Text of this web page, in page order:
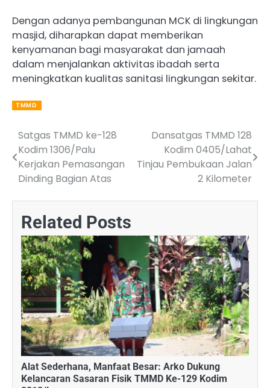
Dengan adanya pembangunan MCK di lingkungan
masjid, diharapkan dapat memberikan
kenyamanan bagi masyarakat dan jamaah
dalam menjalankan aktivitas ibadah serta
meningkatkan kualitas sanitasi lingkungan sekitar.
TMMD
Post
navigation
Satgas TMMD ke-128
Kodim 1306/Palu
Kerjakan Pemasangan
Dinding Bagian Atas
Dansatgas TMMD 128
Kodim 0405/Lahat
Tinjau Pembukaan Jalan
2 Kilometer
Related Posts
Alat Sederhana, Manfaat Besar: Arko Dukung
Kelancaran Sasaran Fisik TMMD Ke-129 Kodim